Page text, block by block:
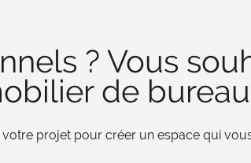
? Vous
de
projet pour créer un espace qui